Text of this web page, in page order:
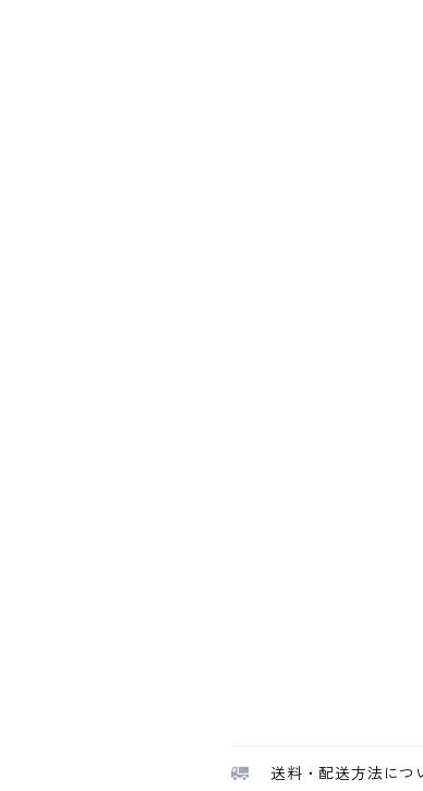
送料・配送方法につ